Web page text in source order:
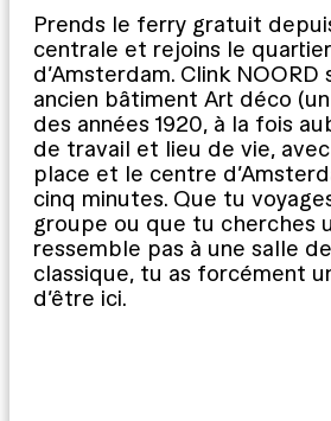
Prends le ferry gratuit
centrale et rejoins le
d’Amsterdam. Clink NOORD
ancien bâtiment Art déco
des années 1920, à la fois
de travail et lieu de vie,
place et le centre
cinq minutes. Que tu
groupe ou que tu cherches
ressemble pas à une salle
classique, tu as forcément
d’être ici.